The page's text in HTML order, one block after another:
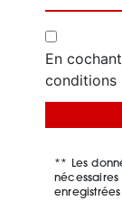
En
conditions
** Les